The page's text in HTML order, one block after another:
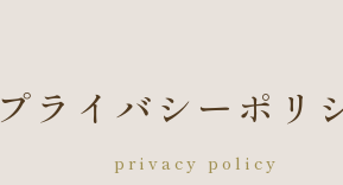
プライバシーポリ
privacy policy